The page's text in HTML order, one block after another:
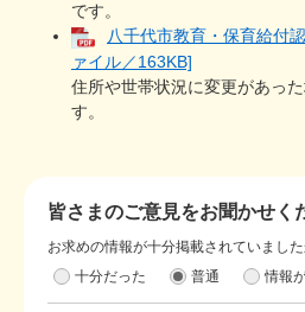
です。​
八千代市教育・保育給付
ァイル／163KB]
住所や世帯状況に変更があっ
す。
皆さまのご意見をお聞かせく
お求めの情報が十分掲載されていました
十分だった
普通 情報